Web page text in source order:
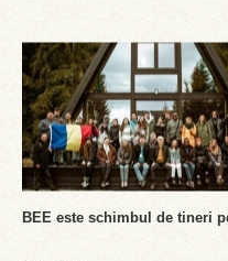
BEE este schimbul de tineri